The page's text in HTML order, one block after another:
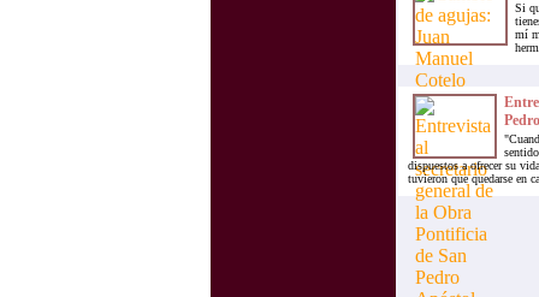
Si
mí
dispuestos a ofrecer su
tuvieron que quedarse en